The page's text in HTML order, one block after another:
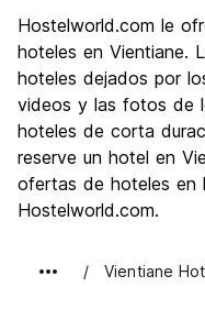
Cultura
Fiesta
Calidad Precio
Hostelworld.com le
hoteles en Vientiane.
hoteles dejados por
videos y las fotos de
hoteles de corta
reserve un hotel en
ofertas de hoteles en
Hostelworld.com.
Vientiane